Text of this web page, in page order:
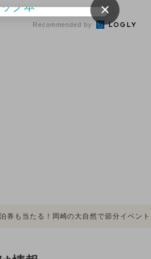
き 愛知県岡崎市でお得に...
Recommended by
券も当たる！岡崎の大自然で節分イベン
×